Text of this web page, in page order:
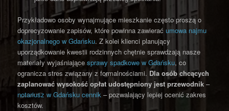
Przykładowo osoby wynajmujące mieszkanie często proszą o
doprecyzowanie zapisów, które powinna zawieraćumowa najmu
okazjonalnego w Gdańsku. Z kolei klienci planujący
uporządkowanie kwestii rodzinnych chętnie sprawdzają nasze
materiały wyjaśniającesprawy spadkowe w Gdańsku, co
ogranicza stres związany z formalnościami. Dla osób chcących
zaplanować wysokość opłat udostępniony jest przewodnik –
notariusz w Gdańsku cennik – pozwalający lepiej ocenić zakres
kosztów.